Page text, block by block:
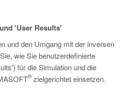
'User Results'
und den Umgang mit der inversen
wie Sie benutzerdefinierte
für die Simulation und die
®zielgerichtet einsetzen.